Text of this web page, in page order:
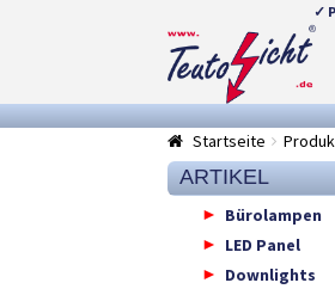
✓
Zur
Navigation
springen
Springe
zum
Startseite
ARTIKEL
Bürolampen
LED Panel
Downlights